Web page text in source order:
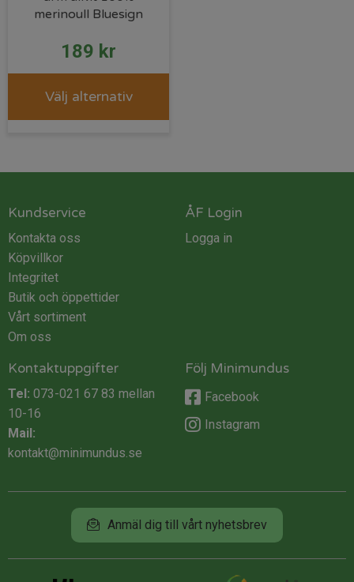
merinoull Bluesign
189 kr
Välj alternativ
Kundservice
Kontakta oss
Köpvillkor
Integritet
Butik och öppettider
Vårt sortiment
Om oss
ÅF Login
Logga in
Kontaktuppgifter
Tel: 073-021 67 83 mellan
10-16
Mail:
kontakt@minimundus.se
Följ Minimundus
Facebook
Instagram
Anmäl dig till vårt nyhetsbrev